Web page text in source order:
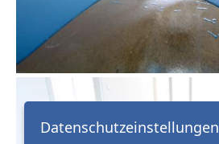
Datenschutzeinstellungen